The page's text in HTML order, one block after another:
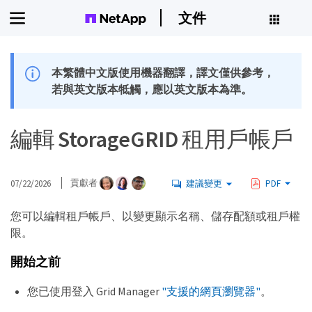
文件
本繁體中文版使用機器翻譯，譯文僅供參考，
若與英文版本牴觸，應以英文版本為準。
編輯 StorageGRID 租用戶帳戶
07/22/2026 貢獻者 建議變更 PDF
您可以編輯租戶帳戶、以變更顯示名稱、儲存配額或租戶權
限。
開始之前
您已使用登入 Grid Manager "支援的網頁瀏覽器"。